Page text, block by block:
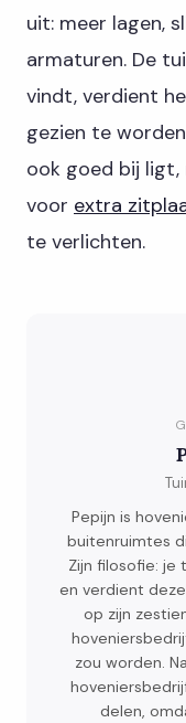
uit: meer lagen,
armaturen. De
vindt, verdient
gezien te
ook goed bij
voor extra
te verlichten.
Pepijn is
buitenruimtes
Zijn filosofie: je
en verdient
op zijn
zou worden.
delen,